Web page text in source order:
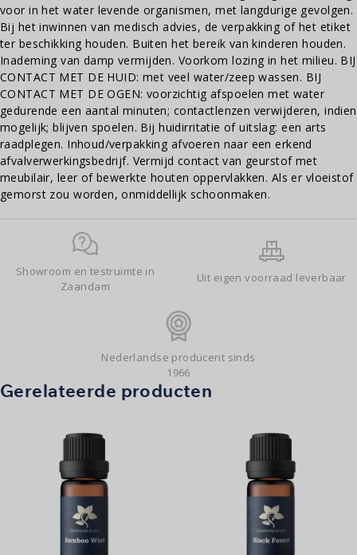
voor in het water levende organismen, met langdurige gevolgen.
Bij het inwinnen van medisch advies, de verpakking of het etiket
ter beschikking houden. Buiten het bereik van kinderen houden.
Inademing van damp vermijden. Voorkom lozing in het milieu. BIJ
CONTACT MET DE HUID: met veel water/zeep wassen. BIJ
CONTACT MET DE OGEN: voorzichtig afspoelen met water
gedurende een aantal minuten; contactlenzen verwijderen, indien
mogelijk; blijven spoelen. Bij huidirritatie of uitslag: een arts
raadplegen. Inhoud/verpakking afvoeren naar een erkend
afvalverwerkingsbedrijf. Vermijd contact van geurstof met
meubilair, leer of bewerkte houten oppervlakken. Als er vloeistof
gemorst zou worden, onmiddellijk schoonmaken.
Showroom en testruimte in
Zaandam
Uit eigen voorraad leverbaar
Nederlandse producent sinds
1966
Gerelateerde producten